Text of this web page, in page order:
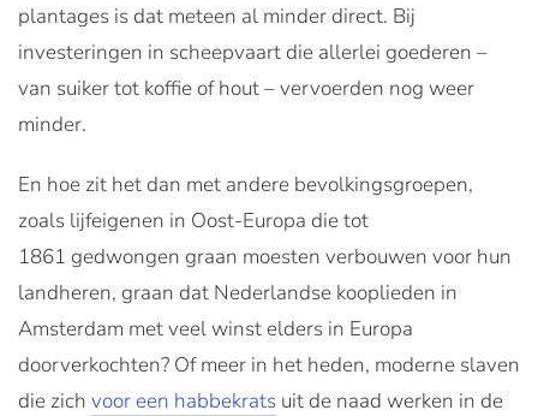
plantages is dat meteen al minder direct. Bij
investeringen in scheepvaart die allerlei goederen –
van suiker tot koffie of hout – vervoerden nog weer
minder.
En hoe zit het dan met andere bevolkingsgroepen,
zoals lijfeigenen in Oost-Europa die tot
1861 gedwongen graan moesten verbouwen voor hun
landheren, graan dat Nederlandse kooplieden in
Amsterdam met veel winst elders in Europa
doorverkochten? Of meer in het heden, moderne slaven
die zich voor een habbekrats uit de naad werken in de